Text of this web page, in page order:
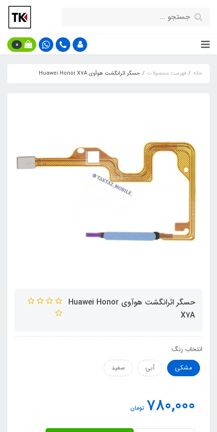
0
خانه فهرست محصولات حسگر اثرانگشت هوآوی Huawei Honor X7A
حسگر اثرانگشت هوآوی Huawei Honor
X7A
انتخاب رنگ:
مشکی
آبی سفید
780,000 تومان